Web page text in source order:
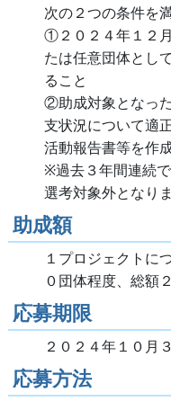
次の２つの条件を
①２０２４年１２
たは任意団体とし
ること
②助成対象となっ
支状況について適
活動報告書等を作
※過去３年間連続
選考対象外となり
助成額
１プロジェクトに
０団体程度、総額
応募期限
２０２４年１０月
応募方法